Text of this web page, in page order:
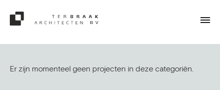
Er zijn momenteel geen projecten in deze categoriën.